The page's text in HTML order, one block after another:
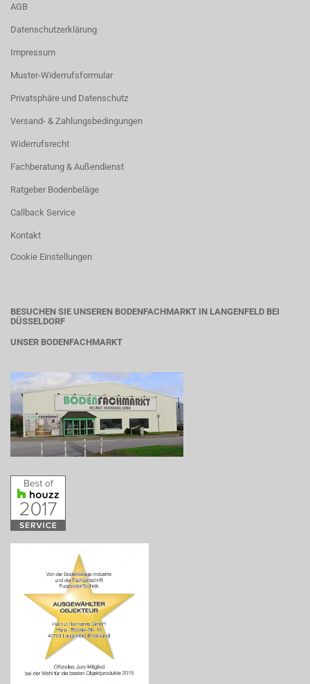
AGB
Datenschutzerklärung
Impressum
Muster-Widerrufsformular
Privatsphäre und Datenschutz
Versand- & Zahlungsbedingungen
Widerrufsrecht
Fachberatung & Außendienst
Ratgeber Bodenbeläge
Callback Service
Kontakt
Cookie Einstellungen
BESUCHEN SIE UNSEREN BODENFACHMARKT IN LANGENFELD BEI
DÜSSELDORF
UNSER BODENFACHMARKT